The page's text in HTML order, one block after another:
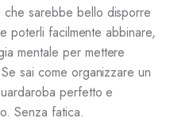
che sarebbe bello disporre
poterli facilmente abbinare,
mentale per mettere
sai come organizzare un
perfetto e
Senza fatica.